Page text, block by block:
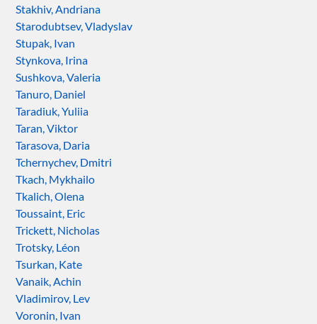
Stakhiv, Andriana
Starodubtsev, Vladyslav
Stupak, Ivan
Stynkova, Irina
Sushkova, Valeria
Tanuro, Daniel
Taradiuk, Yuliia
Taran, Viktor
Tarasova, Daria
Tchernychev, Dmitri
Tkach, Mykhailo
Tkalich, Olena
Toussaint, Eric
Trickett, Nicholas
Trotsky, Léon
Tsurkan, Kate
Vanaik, Achin
Vladimirov, Lev
Voronin, Ivan